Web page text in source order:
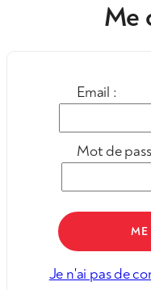
Me
Email :
Mot de
Je n'ai pas de